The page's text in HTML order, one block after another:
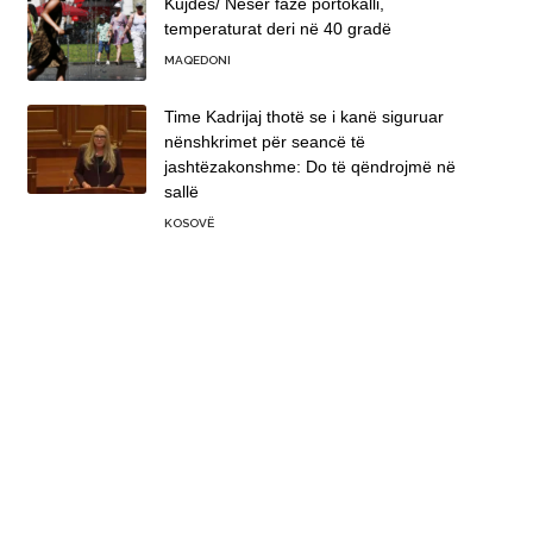
temperaturat deri në 40 gradë
MAQEDONI
Time Kadrijaj thotë se i kanë siguruar
nënshkrimet për seancë të
jashtëzakonshme: Do të qëndrojmë në
sallë
KOSOVË